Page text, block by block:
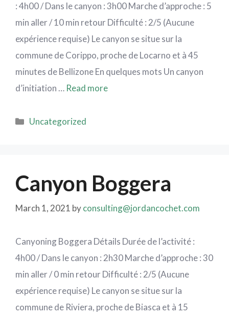
: 4h00 / Dans le canyon : 3h00 Marche d’approche : 5
min aller / 10 min retour Difficulté : 2/5 (Aucune
expérience requise) Le canyon se situe sur la
commune de Corippo, proche de Locarno et à 45
minutes de Bellizone En quelques mots Un canyon
d’initiation … Read more
Uncategorized
Canyon Boggera
March 1, 2021 byconsulting@jordancochet.com
Canyoning Boggera Détails Durée de l’activité :
4h00 / Dans le canyon : 2h30 Marche d’approche : 30
min aller / 0 min retour Difficulté : 2/5 (Aucune
expérience requise) Le canyon se situe sur la
commune de Riviera, proche de Biasca et à 15